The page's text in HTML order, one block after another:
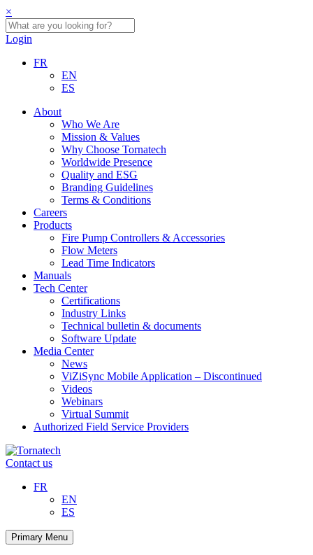
×
Login
FR
EN
ES
About
Who We Are
Mission & Values
Why Choose Tornatech
Worldwide Presence
Quality and ESG
Branding Guidelines
Terms & Conditions
Careers
Products
Fire Pump Controllers & Accessories
Flow Meters
Lead Time Indicators
Manuals
Tech Center
Certifications
Industry Links
Technical bulletin & documents
Software Update
Media Center
News
ViZiSync Mobile Application – Discontinued
Videos
Webinars
Virtual Summit
Authorized Field Service Providers
Skip
to
Contact us
FR
EN
ES
Primary Menu